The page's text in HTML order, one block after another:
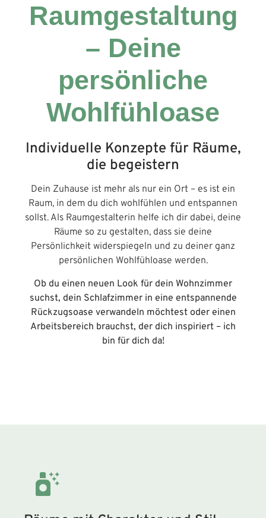
Raumgestaltung
– Deine
persönliche
Wohlfühloase
Individuelle Konzepte für Räume,
die begeistern
Dein Zuhause ist mehr als nur ein Ort – es ist ein
Raum, in dem du dich wohlfühlen und entspannen
sollst. Als Raumgestalterin helfe ich dir dabei, deine
Räume so zu gestalten, dass sie deine
Persönlichkeit widerspiegeln und zu deiner ganz
persönlichen Wohlfühloase werden.
Ob du einen neuen Look für dein Wohnzimmer
suchst, dein Schlafzimmer in eine entspannende
Rückzugsoase verwandeln möchtest oder einen
Arbeitsbereich brauchst, der dich inspiriert – ich
bin für dich da!